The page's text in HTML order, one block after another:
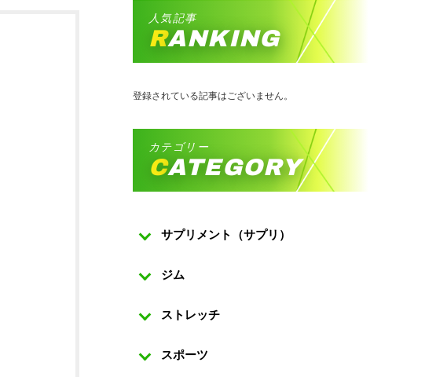
人気記事
RANKING
登録されている記事はございません。
カテゴリー
CATEGORY
サプリメント（サプリ）
ジム
ストレッチ
スポーツ